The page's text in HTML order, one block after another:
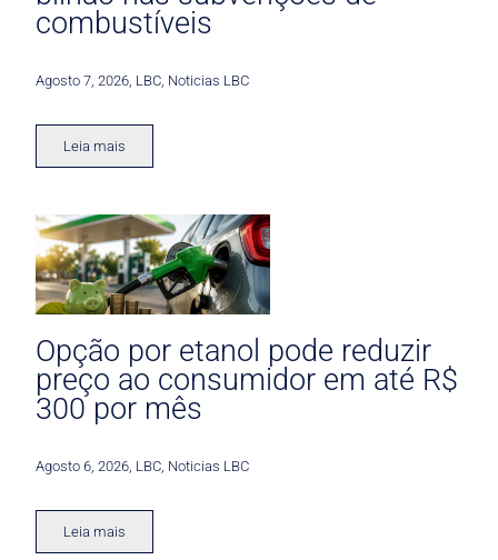
combustíveis
Agosto 7, 2026 LBC Noticias LBC
Leia mais
Opção por etanol pode reduzir
preço ao consumidor em até R$
300 por mês
Agosto 6, 2026 LBC Noticias LBC
Leia mais